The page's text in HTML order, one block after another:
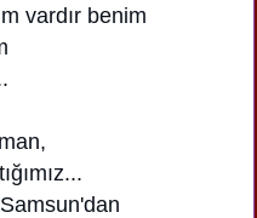
vardır benim